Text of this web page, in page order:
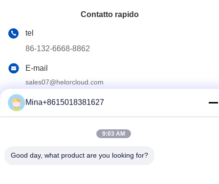
Contatto rapido
tel
86-132-6668-8862
E-mail
sales07@helorcloud.com
Indirizzo
Politica sulla privacy|Mappa del sito
Mina+8615018381627
9:03 AM
Good day, what product are you looking for?